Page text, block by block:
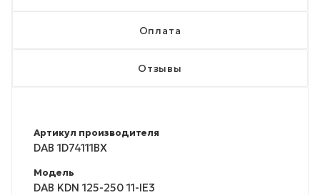
Оплата
Отзывы
Артикул производителя
DAB 1D74111BX
Модель
DAB KDN 125-250 11-IE3